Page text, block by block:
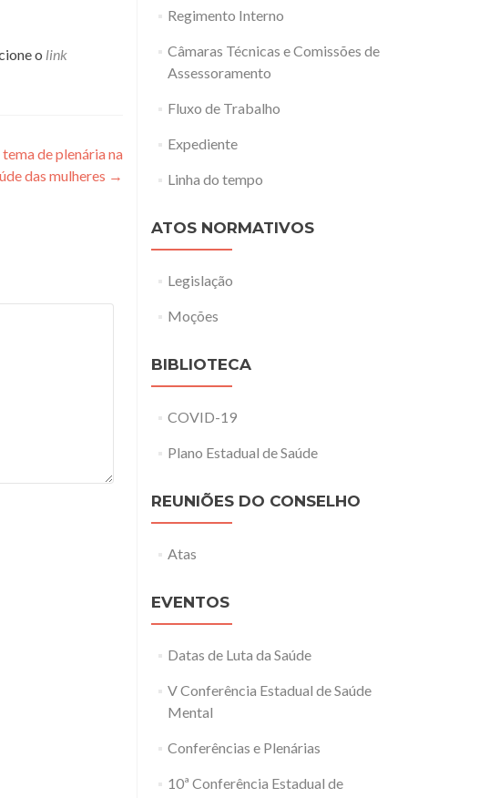
o link
de plenária na
das mulheres →
Regimento Interno
Câmaras Técnicas e Comissões de
Assessoramento
Fluxo de Trabalho
Expediente
Linha do tempo
ATOS NORMATIVOS
Legislação
Moções
BIBLIOTECA
COVID-19
Plano Estadual de Saúde
REUNIÕES DO CONSELHO
Atas
EVENTOS
Datas de Luta da Saúde
V Conferência Estadual de Saúde
Mental
Conferências e Plenárias
10ª Conferência Estadual de